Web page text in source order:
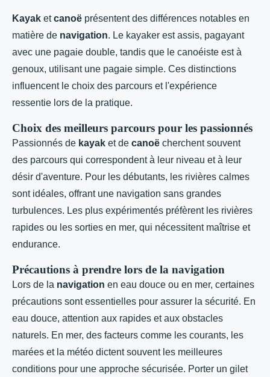
Kayak etcanoë présentent des différences notables en
matière de navigation. Le kayaker est assis, pagayant
avec une pagaie double, tandis que le canoéiste est à
genoux, utilisant une pagaie simple. Ces distinctions
influencent le choix des parcours et l'expérience
ressentie lors de la pratique.
Choix des meilleurs parcours pour les passionnés
Passionnés de kayak et de canoë cherchent souvent
des parcours qui correspondent à leur niveau et à leur
désir d'aventure. Pour les débutants, les rivières calmes
sont idéales, offrant une navigation sans grandes
turbulences. Les plus expérimentés préfèrent les rivières
rapides ou les sorties en mer, qui nécessitent maîtrise et
endurance.
Précautions à prendre lors de la navigation
Lors de la navigation en eau douce ou en mer, certaines
précautions sont essentielles pour assurer la sécurité. En
eau douce, attention aux rapides et aux obstacles
naturels. En mer, des facteurs comme les courants, les
marées et la météo dictent souvent les meilleures
conditions pour une approche sécurisée. Porter un gilet